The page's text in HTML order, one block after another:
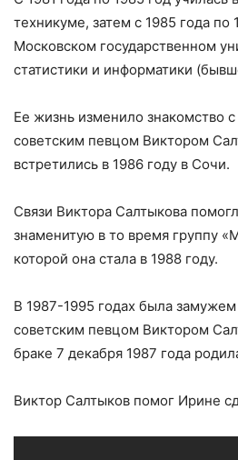
техникуме, затем с 1985 года по
Московском государственном
статистики и информатики
Ее жизнь изменило знакомство
советским певцом Виктором
встретились в 1986 году в Сочи.
Связи Виктора Салтыкова
знаменитую в то время группу
которой она стала в 1988 году.
В 1987-1995 годах была
советским певцом Виктором
браке 7 декабря 1987 года
Виктор Салтыков помог Ирине